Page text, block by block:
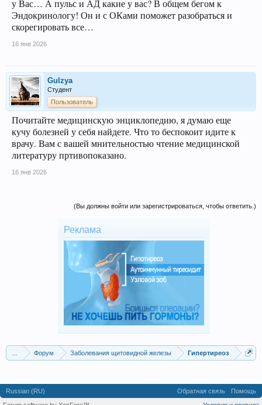
у Вас… А пульс и АД какие у вас? В общем бегом к
Эндокринологу! Он и с ОКами поможет разобраться и
скорегировать все…
16 янв 2026
Gulzya
Студент
Пользователь
Почитайте медицинскую энциклопедию, я думаю еще
кучу болезней у себя найдете. Что то беспокоит идите к
врачу. Вам с вашей мнительностью чтение медицинской
литературу пртивопоказано.
16 янв 2026
(Вы должны войти или зарегистрироваться, чтобы ответить.)
Реклама
... Форум Заболевания щитовидной железы Гипертиреоз
Russian (RU) Обратная связь
Помощь